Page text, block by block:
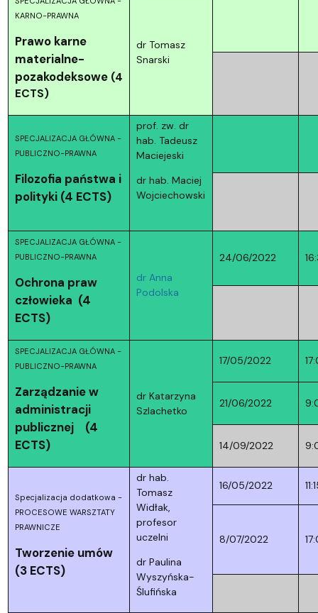
KARNO-PRAWNA
Prawo karne
materialne-
pozakodeksowe (4
ECTS)
dr Tomasz
Snarski
SPECJALIZACJA GŁÓWNA -
PUBLICZNO-PRAWNA
Filozofia państwa i
polityki (4 ECTS)
prof. zw. dr
hab. Tadeusz
Maciejeski
dr hab. Maciej
Wojciechowski
SPECJALIZACJA GŁÓWNA -
PUBLICZNO-PRAWNA
Ochrona praw
człowieka (4
ECTS)
dr Anna
Podolska
24/06/2022
SPECJALIZACJA GŁÓWNA -
PUBLICZNO-PRAWNA
Zarządzanie w
administracji
publicznej (4
ECTS)
dr Katarzyna
Szlachetko
17/05/2022
21/06/2022
14/09/2022
Specjalizacja dodatkowa -
PROCESOWE WARSZTATY
PRAWNICZE
Tworzenie umów
(3 ECTS)
dr hab.
Tomasz
Widłak,
profesor
uczelni
dr Paulina
Wyszyńska-
Ślufińska
16/05/2022
8/07/2022